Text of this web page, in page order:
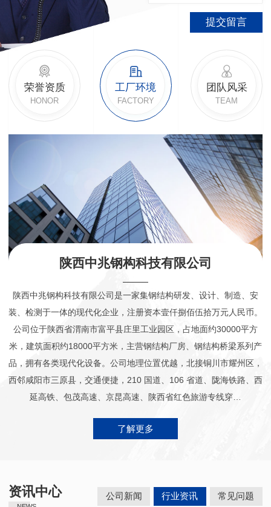
提交留言
荣誉资质
HONOR
工厂环境
FACTORY
团队风采
TEAM
陕西中兆钢构科技有限公司
陕西中兆钢构科技有限公司是一家集钢结构研发、设计、制造、安
装、检测于一体的现代化企业，注册资本壹仟捌佰伍拾万元人民币。
公司位于陕西省渭南市富平县庄里工业园区，占地面约30000平方
米，建筑面积约18000平方米，主营钢结构厂房、钢结构桥梁系列产
品，拥有各类现代化设备。公司地理位置优越，北接铜川市耀州区，
西邻咸阳市三原县，交通便捷，210 国道、106 省道、陇海铁路、西
延高铁、包茂高速、京昆高速、陕西省红色旅游专线穿…
了解更多
资讯中心 公司新闻 行业资讯 常见问题